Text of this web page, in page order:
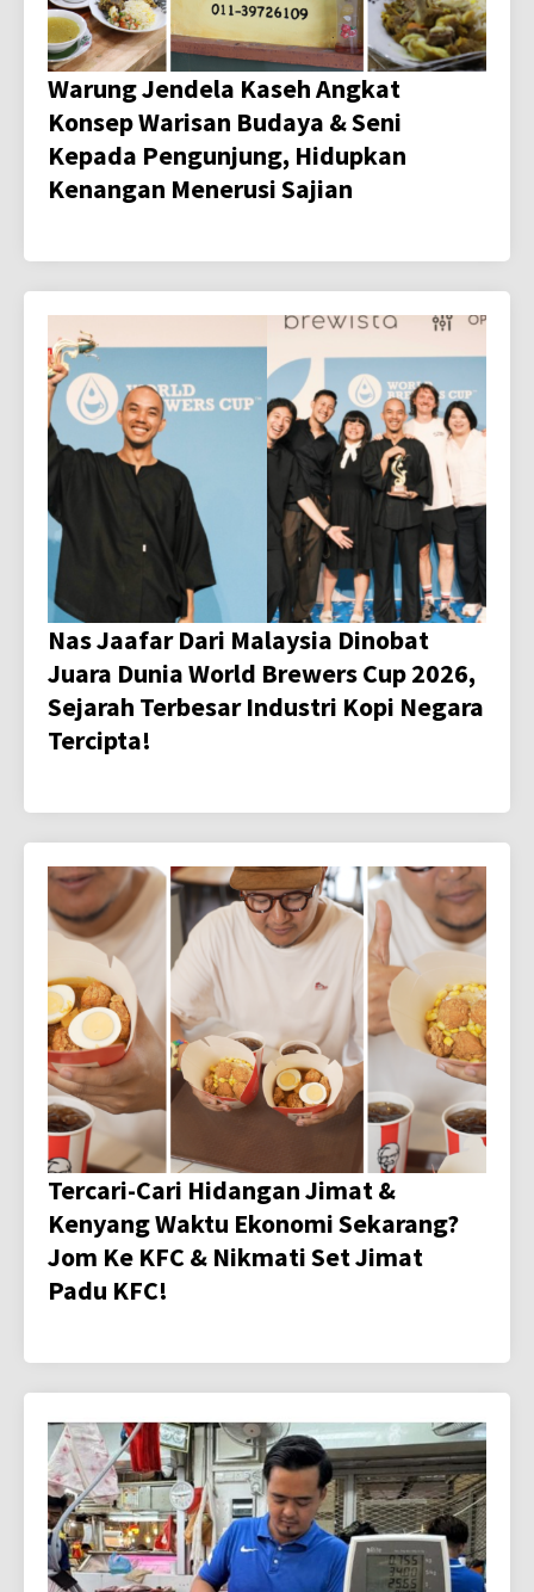
Warung Jendela Kaseh Angkat
Konsep Warisan Budaya & Seni
Kepada Pengunjung, Hidupkan
Kenangan Menerusi Sajian
Nas Jaafar Dari Malaysia Dinobat
Juara Dunia World Brewers Cup 2026,
Sejarah Terbesar Industri Kopi Negara
Tercipta!
Tercari-Cari Hidangan Jimat &
Kenyang Waktu Ekonomi Sekarang?
Jom Ke KFC & Nikmati Set Jimat
Padu KFC!